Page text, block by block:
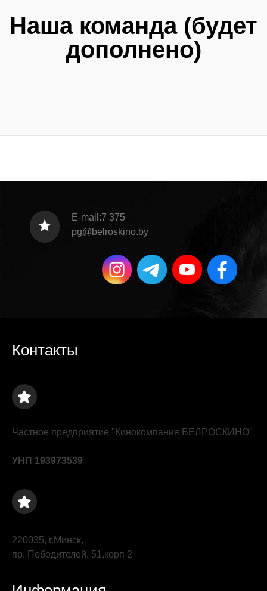
Наша команда (будет
дополнено)
E-mail:7 375
pg@belroskino.by
Контакты
Частное предприятие "Кинокомпания БЕЛРОСКИНО"
УНП 193973539
220035, г.Минск,
пр. Победителей, 51,корп 2